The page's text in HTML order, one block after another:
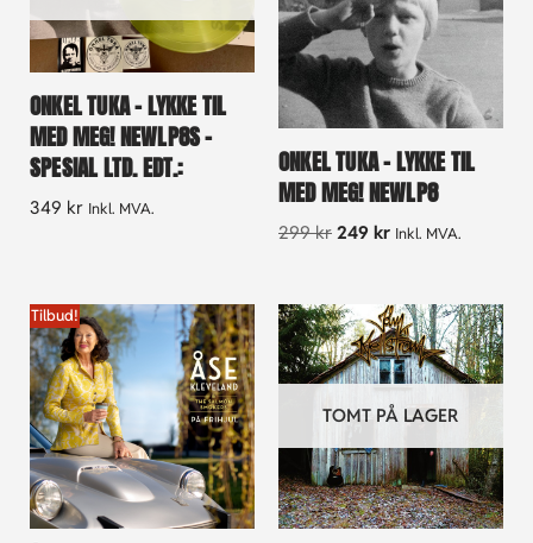
ONKEL TUKA – LYKKE TIL
MED MEG! NEWLP8S –
SPESIAL LTD. EDT.:
349 kr Inkl. MVA.
ONKEL TUKA – LYKKE TIL
MED MEG! NEWLP8
299kr 249 kr Inkl. MVA.
Tilbud!
TOMT PÅ LAGER